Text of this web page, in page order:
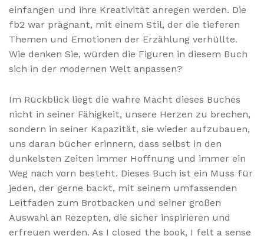
einfangen und ihre Kreativität anregen werden. Die
fb2 war prägnant, mit einem Stil, der die tieferen
Themen und Emotionen der Erzählung verhüllte.
Wie denken Sie, würden die Figuren in diesem Buch
sich in der modernen Welt anpassen?
Im Rückblick liegt die wahre Macht dieses Buches
nicht in seiner Fähigkeit, unsere Herzen zu brechen,
sondern in seiner Kapazität, sie wieder aufzubauen,
uns daran bücher erinnern, dass selbst in den
dunkelsten Zeiten immer Hoffnung und immer ein
Weg nach vorn besteht. Dieses Buch ist ein Muss für
jeden, der gerne backt, mit seinem umfassenden
Leitfaden zum Brotbacken und seiner großen
Auswahl an Rezepten, die sicher inspirieren und
erfreuen werden. As I closed the book, I felt a sense